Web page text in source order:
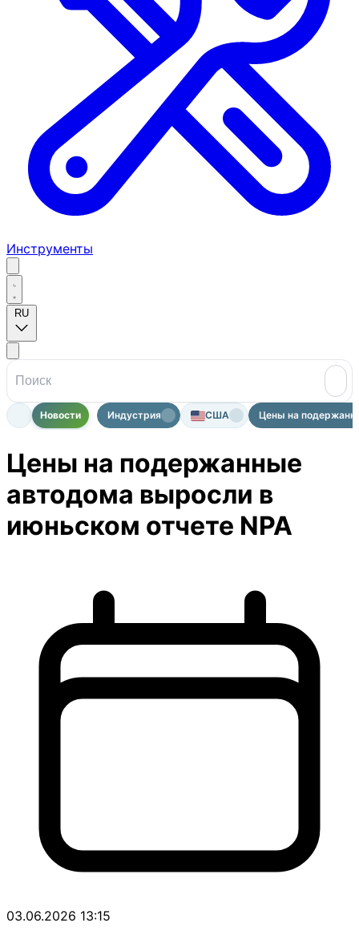
Инструменты
RU
Новости Индустрия США Цены на
Цены на подержанные
автодома выросли в
июньском отчете NPA
03.06.2026 13:15